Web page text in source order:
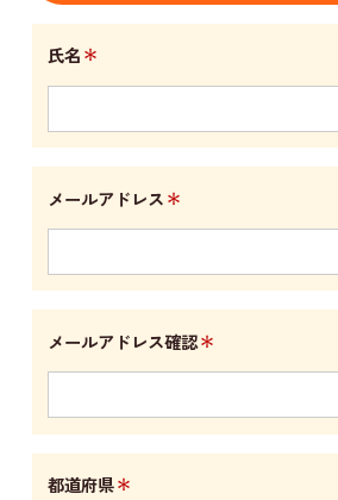
氏名＊
メールアドレス＊
メールアドレス確認＊
都道府県＊